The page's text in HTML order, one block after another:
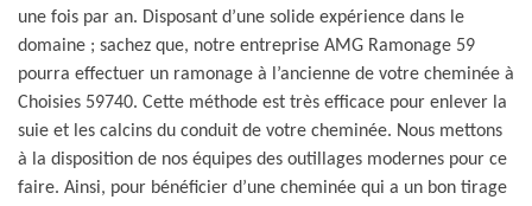
une fois par an. Disposant d’une solide expérience dans le
domaine ; sachez que, notre entreprise AMG Ramonage 59
pourra effectuer un ramonage à l’ancienne de votre cheminée à
Choisies 59740. Cette méthode est très efficace pour enlever la
suie et les calcins du conduit de votre cheminée. Nous mettons
à la disposition de nos équipes des outillages modernes pour ce
faire. Ainsi, pour bénéficier d’une cheminée qui a un bon tirage